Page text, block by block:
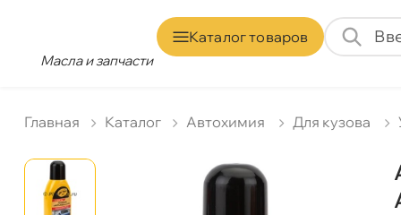
Масла и запчасти
Каталог товаро
Главная Катало Автохимия Для кузова